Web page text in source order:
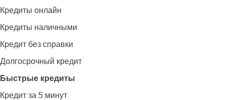
Кредиты онлайн
Кредиты наличными
Кредит без справки
Долгосрочный кредит
Быстрые кредиты
Кредит за 5 минут